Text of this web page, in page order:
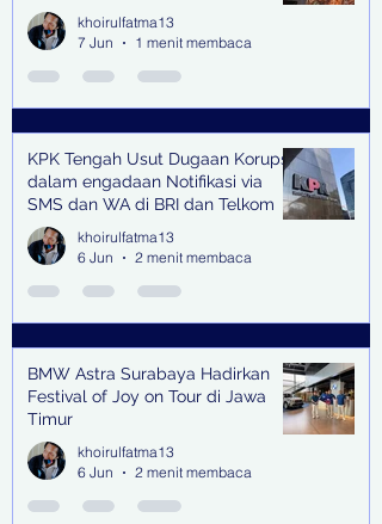
Terhormat
khoirulfatma13
7 Jun
1 menit membaca
KPK Tengah Usut Dugaan Korupsi
dalam engadaan Notifikasi via
SMS dan WA di BRI dan Telkom
khoirulfatma13
6 Jun
2 menit membaca
BMW Astra Surabaya Hadirkan
Festival of Joy on Tour di Jawa
Timur
khoirulfatma13
6 Jun
2 menit membaca